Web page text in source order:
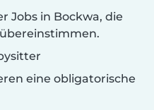
Jobs in Bockwa, die
eine obligatorische